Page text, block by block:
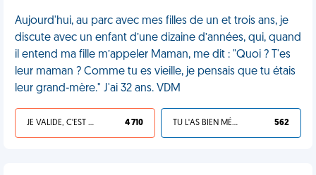
Aujourd'hui, au parc avec mes filles de un et trois ans, je
discute avec un enfant d’une dizaine d’années, qui, quand
il entend ma fille m’appeler Maman, me dit : "Quoi ? T'es
leur maman ? Comme tu es vieille, je pensais que tu étais
leur grand-mère." J'ai 32 ans. VDM
JE VALIDE, C'EST UNE VDM 4 710 TU L'AS BIEN MÉRITÉ 562